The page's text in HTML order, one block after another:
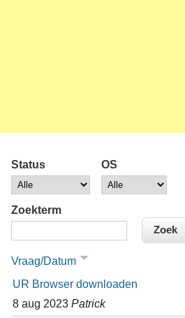
Status OS
Zoekterm
Vraag/Datum
UR Browser downloaden
8 aug 2023 Patrick